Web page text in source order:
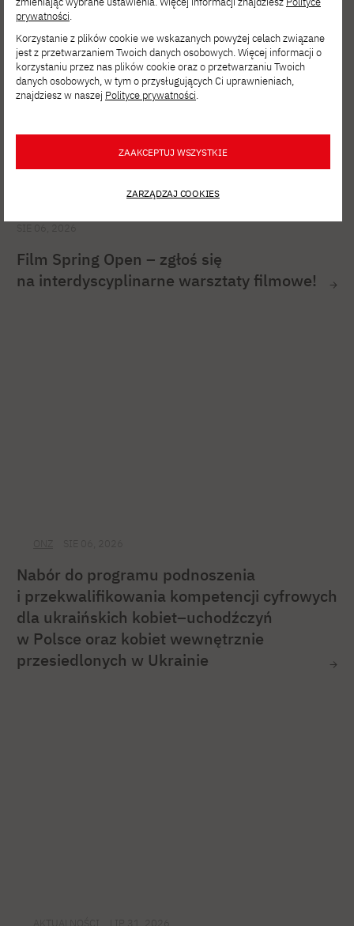
Film Spring Open – zgłoś się
na interdyscyplinarne warsztaty filmowe!
Nabór do programu podnoszenia
i przekwalifikowania kompetencji cyfrowych
dla ukraińskich kobiet–uchodźczyń
w Polsce oraz kobiet wewnętrznie
przesiedlonych w Ukrainie
prywatności.
Korzystanie z plików cookie we wskazanych powyżej celach związane
jest z przetwarzaniem Twoich danych osobowych. Więcej informacji o
korzystaniu przez nas plików cookie oraz o przetwarzaniu Twoich
danych osobowych, w tym o przysługujących Ci uprawnieniach,
znajdziesz w naszej Polityce prywatności.
ZAAKCEPTUJ WSZYSTKIE
ZARZĄDZAJ COOKIES